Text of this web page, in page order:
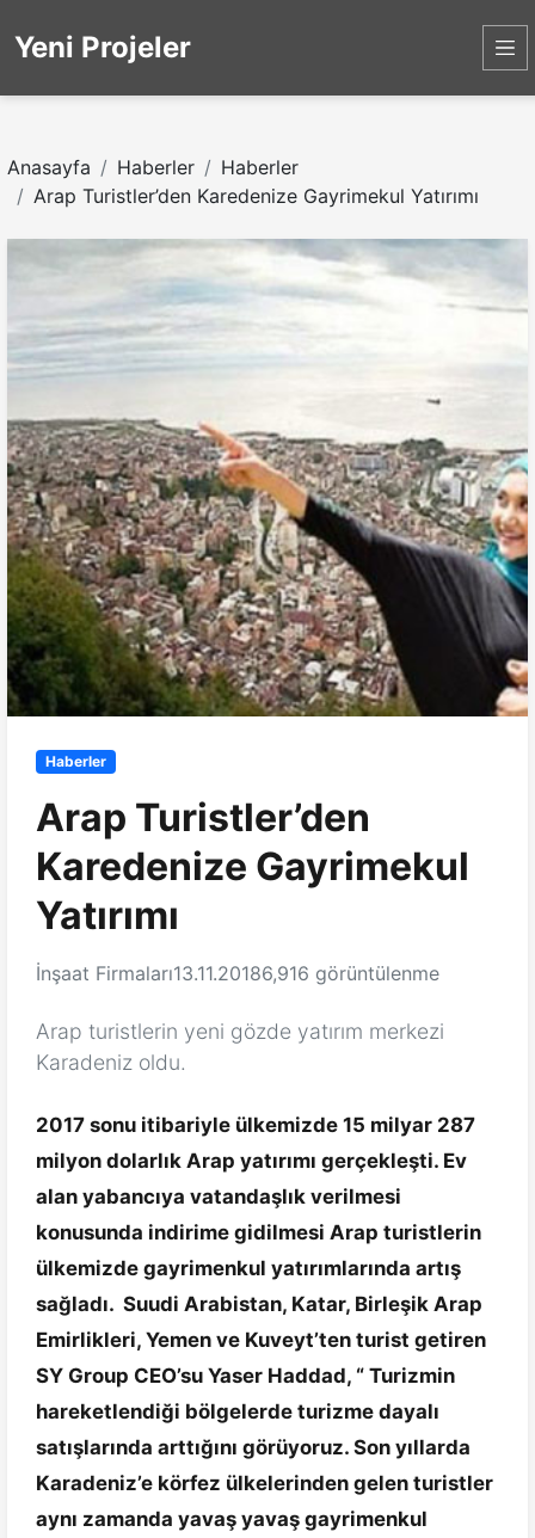
Yeni Projeler
Anasayfa Haberler
Haberler
Arap Turistler’den Karedenize Gayrimekul Yatırımı
Haberler
Arap Turistler’den
Karedenize Gayrimekul
Yatırımı
İnşaat Firmaları13.11.20186,916 görüntülenme
Arap turistlerin yeni gözde yatırım merkezi
Karadeniz oldu.
2017 sonu itibariyle ülkemizde 15 milyar 287
milyon dolarlık Arap yatırımı gerçekleşti. Ev
alan yabancıya vatandaşlık verilmesi
konusunda indirime gidilmesi Arap turistlerin
ülkemizde gayrimenkul yatırımlarında artış
sağladı. Suudi Arabistan, Katar, Birleşik Arap
Emirlikleri, Yemen ve Kuveyt’ten turist getiren
SY Group CEO’su Yaser Haddad, “ Turizmin
hareketlendiği bölgelerde turizme dayalı
satışlarında arttığını görüyoruz. Son yıllarda
Karadeniz’e körfez ülkelerinden gelen turistler
aynı zamanda yavaş yavaş gayrimenkul